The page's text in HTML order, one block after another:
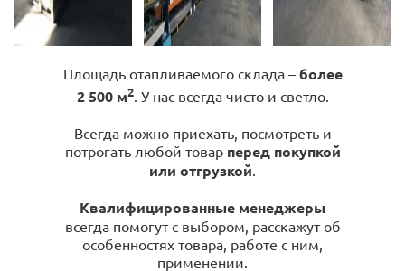
Площадь отапливаемого склада – более
2 500 м2. У нас всегда чисто и светло.
Всегда можно приехать, посмотреть и
потрогать любой товар перед покупкой
или отгрузкой.
Квалифицированные менеджеры
всегда помогут с выбором, расскажут об
особенностях товара, работе с ним,
применении.